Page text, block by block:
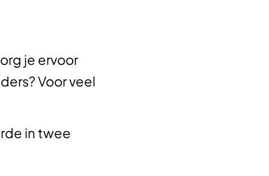
je ervoor
Voor veel
in twee